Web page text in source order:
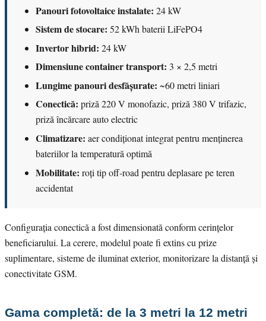
Panouri fotovoltaice instalate: 24 kW
Sistem de stocare: 52 kWh baterii LiFePO4
Invertor hibrid: 24 kW
Dimensiune container transport: 3 × 2,5 metri
Lungime panouri desfășurate: ~60 metri liniari
Conectică: priză 220 V monofazic, priză 380 V trifazic,
priză încărcare auto electric
Climatizare: aer condiționat integrat pentru menținerea
bateriilor la temperatură optimă
Mobilitate: roți tip off-road pentru deplasare pe teren
accidentat
Configurația conectică a fost dimensionată conform cerințelor
beneficiarului. La cerere, modelul poate fi extins cu prize
suplimentare, sisteme de iluminat exterior, monitorizare la distanță și
conectivitate GSM.
Gama completă: de la 3 metri la 12 metri